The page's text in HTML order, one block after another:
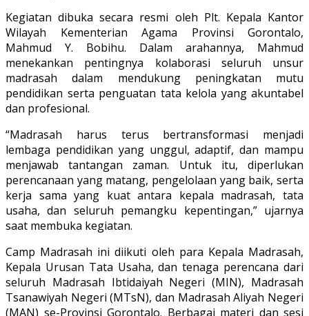
Kegiatan dibuka secara resmi oleh Plt. Kepala Kantor
Wilayah Kementerian Agama Provinsi Gorontalo,
Mahmud Y. Bobihu. Dalam arahannya, Mahmud
menekankan pentingnya kolaborasi seluruh unsur
madrasah dalam mendukung peningkatan mutu
pendidikan serta penguatan tata kelola yang akuntabel
dan profesional.
“Madrasah harus terus bertransformasi menjadi
lembaga pendidikan yang unggul, adaptif, dan mampu
menjawab tantangan zaman. Untuk itu, diperlukan
perencanaan yang matang, pengelolaan yang baik, serta
kerja sama yang kuat antara kepala madrasah, tata
usaha, dan seluruh pemangku kepentingan,” ujarnya
saat membuka kegiatan.
Camp Madrasah ini diikuti oleh para Kepala Madrasah,
Kepala Urusan Tata Usaha, dan tenaga perencana dari
seluruh Madrasah Ibtidaiyah Negeri (MIN), Madrasah
Tsanawiyah Negeri (MTsN), dan Madrasah Aliyah Negeri
(MAN) se-Provinsi Gorontalo. Berbagai materi dan sesi